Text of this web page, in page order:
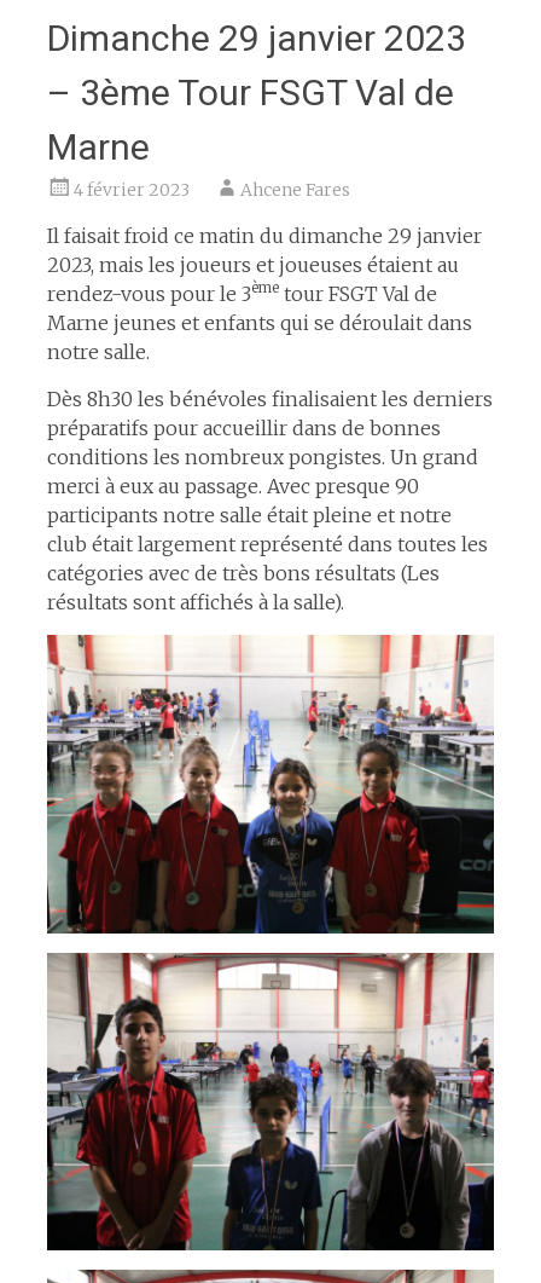
Dimanche 29 janvier 2023
– 3ème Tour FSGT Val de
Marne
4 février 2023 Ahcene Fares
Il faisait froid ce matin du dimanche 29 janvier
2023, mais les joueurs et joueuses étaient au
rendez-vous pour le 3èmetour FSGT Val de
Marne jeunes et enfants qui se déroulait dans
notre salle.
Dès 8h30 les bénévoles finalisaient les derniers
préparatifs pour accueillir dans de bonnes
conditions les nombreux pongistes. Un grand
merci à eux au passage. Avec presque 90
participants notre salle était pleine et notre
club était largement représenté dans toutes les
catégories avec de très bons résultats (Les
résultats sont affichés à la salle).